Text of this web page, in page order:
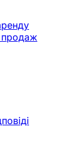
продаж